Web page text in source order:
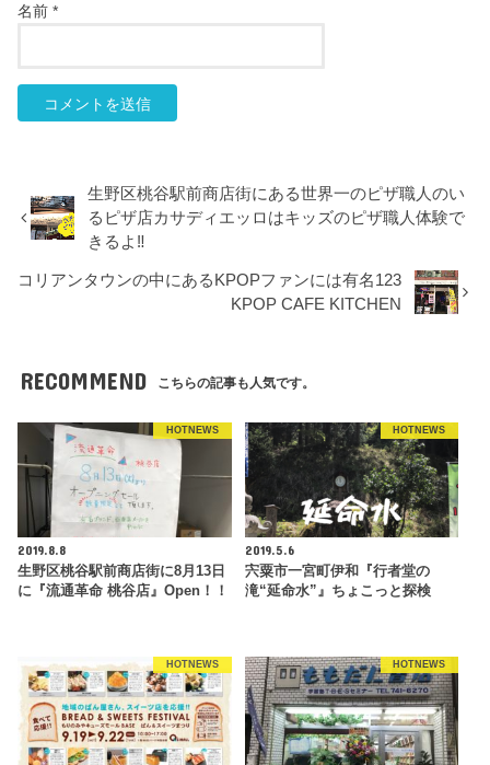
名前*
生野区桃谷駅前商店街にある世界一のピザ職人のい
るピザ店カサディエッロはキッズのピザ職人体験で
きるよ‼
コリアンタウンの中にあるKPOPファンには有名123
KPOP CAFE KITCHEN
RECOMMEND こちらの記事も人気です。
HOTNEWS
2019.8.8
生野区桃谷駅前商店街に8月13日
に『流通革命 桃谷店』Open！！
HOTNEWS
2019.5.6
宍粟市一宮町伊和『行者堂の
滝“延命水”』ちょこっと探検
HOTNEWS HOTNEWS